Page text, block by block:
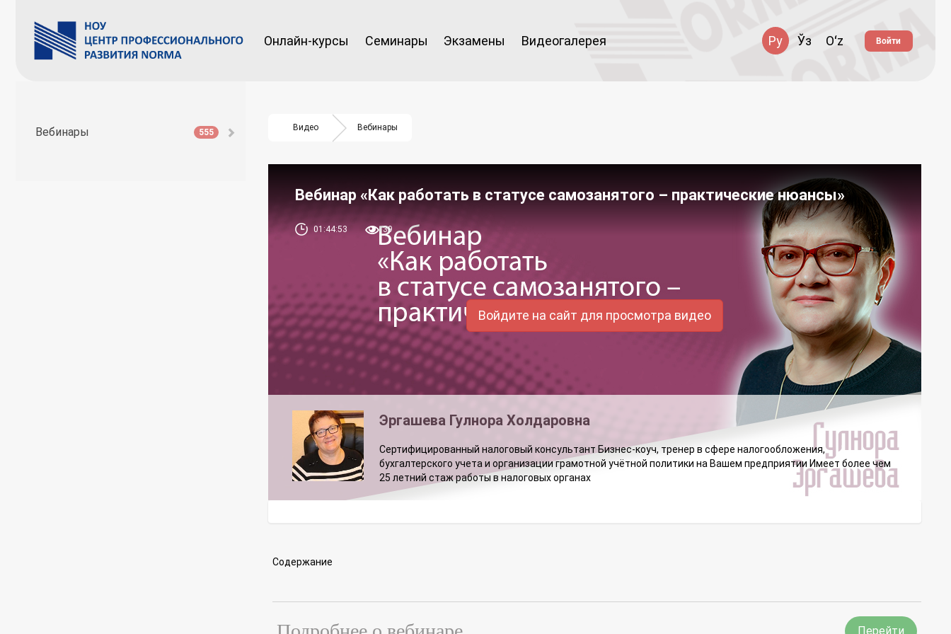
Онлайн-курсы Семинары Экзамены Видеогалерея Ру Ўз Oʻz Войти
Вебинары 555 Видео Вебинары
Вебинар «Как работать в статусе самозанятого – практические нюансы»
01:44:53 39
Войдите на сайт для просмотра видео
Эргашева Гулнора Холдаровна
Сертифицированный налоговый консультант Бизнес-коуч, тренер в сфере налогообложения,
бухгалтерского учета и организации грамотной учётной политики на Вашем предприятии Имеет более чем
25 летний стаж работы в налоговых органах
Содержание
Перейти